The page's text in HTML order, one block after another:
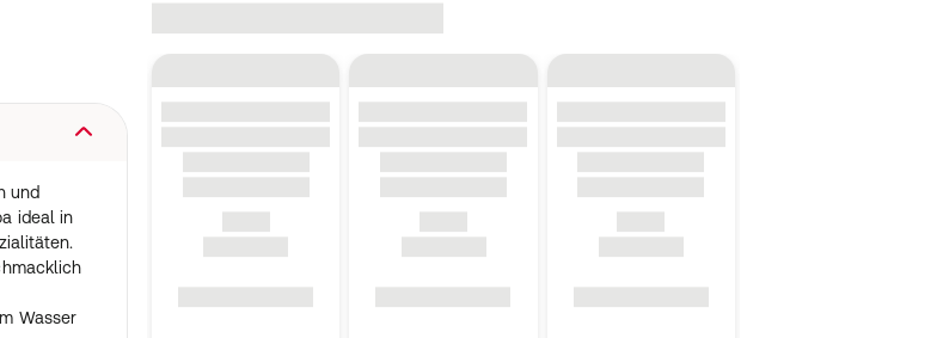
und
ideal in
Wasser